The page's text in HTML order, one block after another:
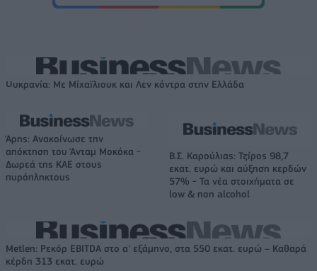
Ουκρανία: Με Μίχαϊλιουκ και Λεν κόντρα στην Ελλάδα
Άρης: Ανακοίνωσε την
απόκτηση του Άνταμ Μοκόκα -
Δωρεά της ΚΑΕ στους
πυρόπληκτους
Β.Σ. Καρούλιας: Τζίρος 98,7
εκατ. ευρώ και αύξηση κερδών
57% - Τα νέα στοιχήματα σε
low & non alcohol
Metlen: Ρεκόρ EBITDA στο α' εξάμηνο, στα 550 εκατ. ευρώ – Καθαρά
κέρδη 313 εκατ. ευρώ